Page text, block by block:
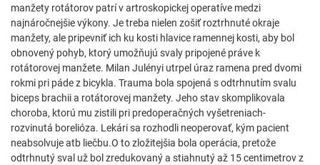
manžety rotátorov patrí v artroskopickej operatíve medzi
najnáročnejšie výkony. Je treba nielen zošiť roztrhnuté okraje
manžety, ale pripevniť ich ku kosti hlavice ramennej kosti, aby bol
obnovený pohyb, ktorý umožňujú svaly pripojené práve k
rotátorovej manžete. Milan Julényi utrpel úraz ramena pred dvomi
rokmi pri páde z bicykla. Trauma bola spojená s odtrhnutím svalu
biceps brachii a rotátorovej manžety. Jeho stav skomplikovala
choroba, ktorú mu zistili pri predoperačných vyšetreniach-
rozvinutá borelióza. Lekári sa rozhodli neoperovať, kým pacient
neabsolvuje atb liečbu.O to zložitejšia bola operácia, pretože
odtrhnutý sval už bol zredukovaný a stiahnutý až 15 centimetrov z